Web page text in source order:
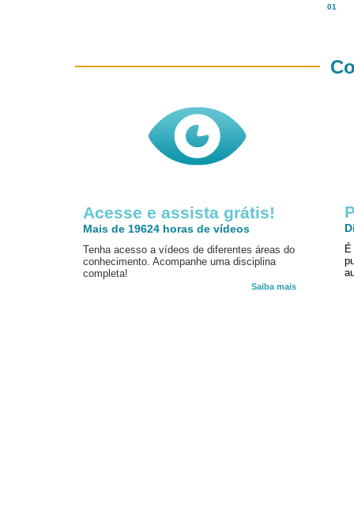
01
Acesse e assista grátis!
Mais de 19624 horas de vídeos
Tenha acesso a vídeos de diferentes áreas do
conhecimento. Acompanhe uma disciplina
completa!
Saiba mais